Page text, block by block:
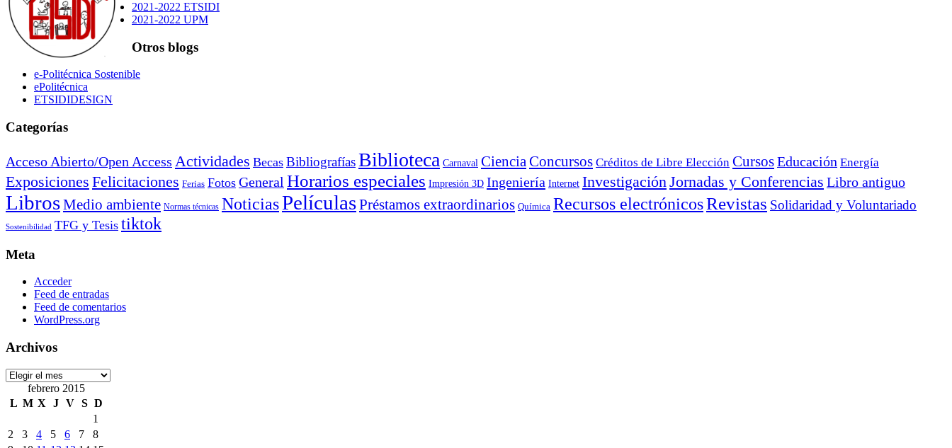
2021-2022 ETSIDI
2021-2022 UPM
Otros blogs
e-Politécnica Sostenible
ePolitécnica
ETSIDIDESIGN
Categorías
Acceso Abierto/Open Access Actividades Becas BibliografíasBiblioteca Carnaval CienciaConcursos Créditos de Libre Elección CursosEducación Energía
Exposiciones Felicitaciones Ferias Fotos General Horarios especiales Impresión 3D Ingeniería Internet Investigación Jornadas y Conferencias Libro antiguo
LibrosMedio ambiente Normas técnicas NoticiasPelículasPréstamos extraordinarios Química Recursos electrónicosRevistas Solidaridad y Voluntariado
Sostenibilidad TFG y Tesis tiktok
Meta
Acceder
Feed de entradas
Feed de comentarios
WordPress.org
Archivos
Archivos
febrero 2015
L M X J V S D
1
2
3 4 5 6 7
8